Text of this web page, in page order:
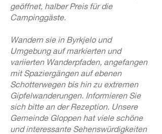
geöffnet, halber Preis für die
Campinggäste.
Wandern sie in Byrkjelo und
Umgebung auf markierten und
variierten Wanderpfaden, angefangen
mit Spaziergängen auf ebenen
Schotterwegen bis hin zu extremen
Gipfelwanderungen. Informieren Sie
sich bitte an der Rezeption. Unsere
Gemeinde Gloppen hat viele schöne
und interessante Sehenswürdigkeiten